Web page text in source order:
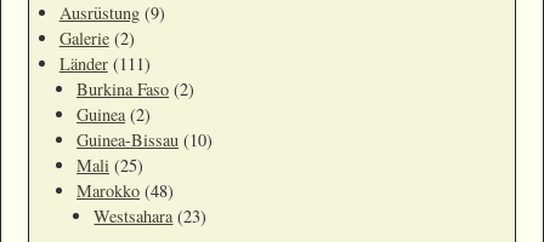
Ausrüstung(9)
Galerie(2)
Länder(111)
Burkina Faso (2)
Guinea(2)
Guinea-Bissau (10)
Mali (25)
Marokko (48)
Westsahara(23)